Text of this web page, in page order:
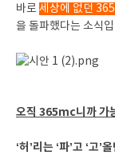
바로세상에 없던
을 돌파했다는 소식
오직 365mc니까 가
‘허’리는 ‘파’고 ‘고’